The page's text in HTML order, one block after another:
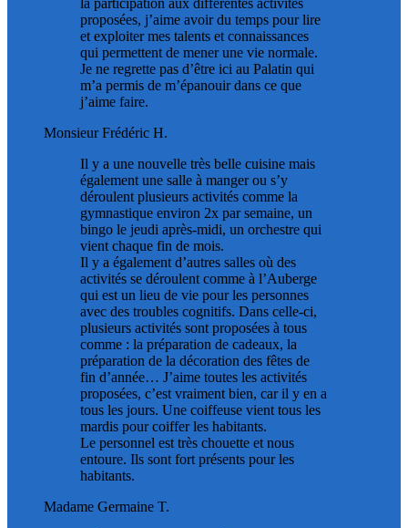
proposées, j’aime avoir du temps pour lire
et exploiter mes talents et connaissances
qui permettent de mener une vie normale.
Je ne regrette pas d’être ici au Palatin qui
m’a permis de m’épanouir dans ce que
j’aime faire.
Monsieur Frédéric H.
Il y a une nouvelle très belle cuisine mais
également une salle à manger ou s’y
déroulent plusieurs activités comme la
gymnastique environ 2x par semaine, un
bingo le jeudi après-midi, un orchestre qui
vient chaque fin de mois.
Il y a également d’autres salles où des
activités se déroulent comme à l’Auberge
qui est un lieu de vie pour les personnes
avec des troubles cognitifs. Dans celle-ci,
plusieurs activités sont proposées à tous
comme : la préparation de cadeaux, la
préparation de la décoration des fêtes de
fin d’année… J’aime toutes les activités
proposées, c’est vraiment bien, car il y en a
tous les jours. Une coiffeuse vient tous les
mardis pour coiffer les habitants.
Le personnel est très chouette et nous
entoure. Ils sont fort présents pour les
habitants.
Madame Germaine T.